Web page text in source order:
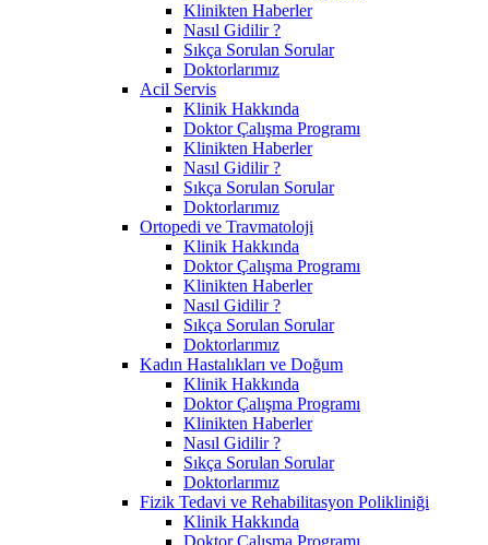
Klinikten Haberler
Nasıl Gidilir ?
Sıkça Sorulan Sorular
Doktorlarımız
Acil Servis
Klinik Hakkında
Doktor Çalışma Programı
Klinikten Haberler
Nasıl Gidilir ?
Sıkça Sorulan Sorular
Doktorlarımız
Ortopedi ve Travmatoloji
Klinik Hakkında
Doktor Çalışma Programı
Klinikten Haberler
Nasıl Gidilir ?
Sıkça Sorulan Sorular
Doktorlarımız
Kadın Hastalıkları ve Doğum
Klinik Hakkında
Doktor Çalışma Programı
Klinikten Haberler
Nasıl Gidilir ?
Sıkça Sorulan Sorular
Doktorlarımız
Fizik Tedavi ve Rehabilitasyon Polikliniği
Klinik Hakkında
Doktor Çalışma Programı